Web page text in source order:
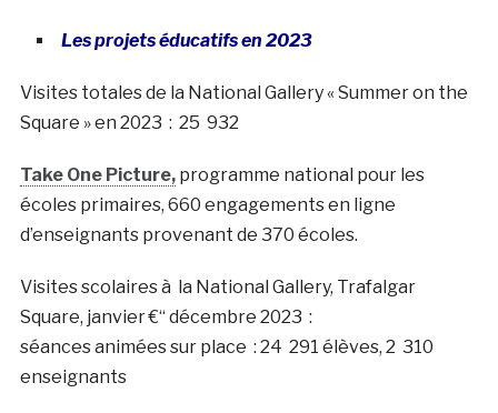
Les projets éducatifs en 2023
Visites totales de la National Gallery « Summer on the
Square » en 2023 : 25 932
Take One Picture,programme national pour les
écoles primaires, 660 engagements en ligne
d’enseignants provenant de 370 écoles.
Visites scolaires à la National Gallery, Trafalgar
Square, janvier €“ décembre 2023 :
séances animées sur place : 24 291 élèves, 2 310
enseignants